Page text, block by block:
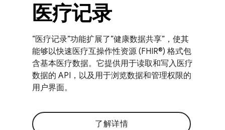
医疗记录
“医疗记录”功能扩展了“健康数据共享”，使其
能够以快速医疗互操作性资源 (FHIR®) 格式包
含基本医疗数据。它提供用于读取和写入医疗
数据的 API，以及用于浏览数据和管理权限的
用户界面。
了解详情